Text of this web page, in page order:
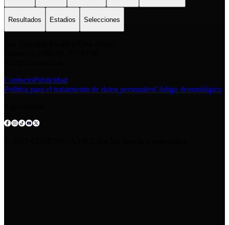
Resultados Estadios Selecciones
ContactoPublicidad
Política para el tratamiento de datos personalesCódigo deontológico